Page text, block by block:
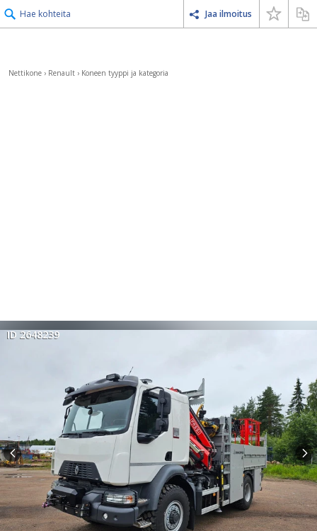
Hae kohteita Jaa ilmoitus
Nettikone › Renault › Koneen tyyppi ja kategoria
ID 2648239